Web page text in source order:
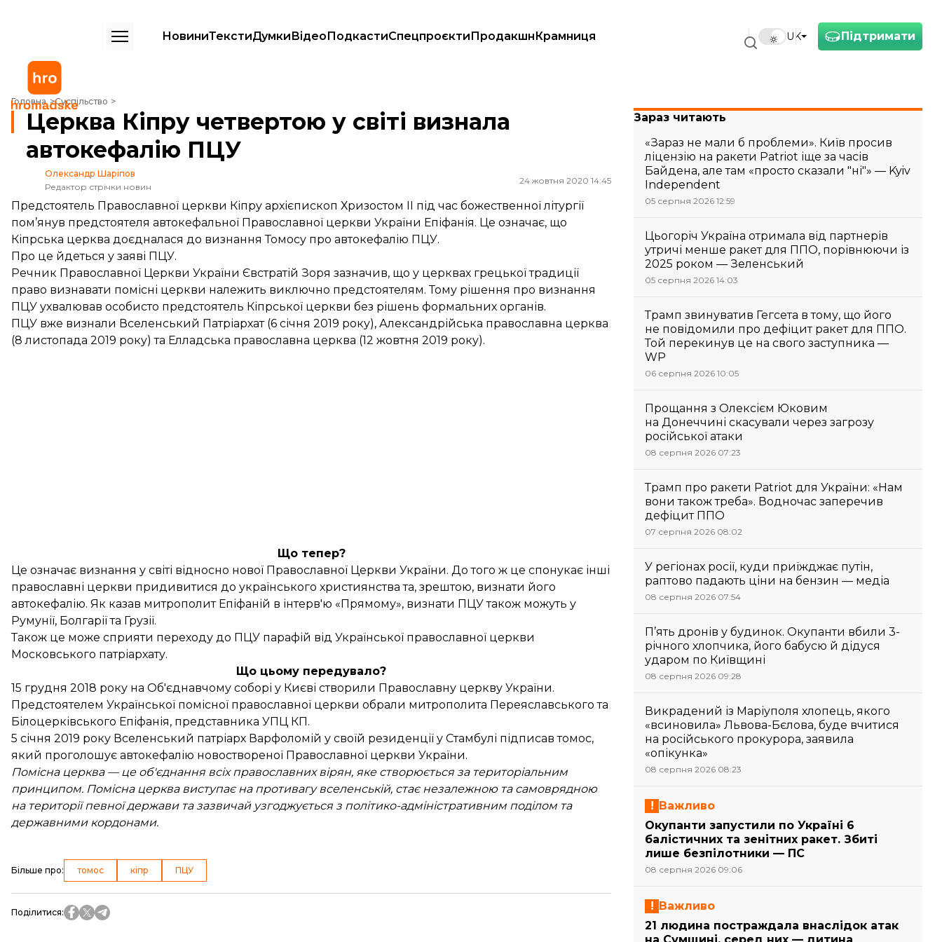
Підтримати
UK
НовиниТекстиДумкиВідеоПодкастиСпецпроєктиПродакшнКрамниця
Головна Суспільство
Церква Кіпру четвертою у світі визнала автокефалію ПЦУ
Церква Кіпру четвертою у світі визнала
автокефалію ПЦУ
Олександр Шаріпов
Редактор стрічки новин
24 жовтня 2020 14:45
Предстоятель Православної церкви Кіпру архієпископ Хризостом II під час божественної літургії
пом’янув предстоятеля автокефальної Православної церкви України Епіфанія. Це означає, що
Кіпрська церква доєдналася до визнання Томосу про автокефалію ПЦУ.
Про це йдеться у заяві ПЦУ.
Речник Православної Церкви України Євстратій Зоря зазначив, що у церквах грецької традиції
право визнавати помісні церкви належить виключно предстоятелям. Тому рішення про визнання
ПЦУ ухвалював особисто предстоятель Кіпрської церкви без рішень формальних органів.
ПЦУ вже визнали Вселенський Патріархат (6 січня 2019 року), Александрійська православна церква
(8 листопада 2019 року) та Елладська православна церква (12 жовтня 2019 року).
Що тепер?
Це означає визнання у світі відносно нової Православної Церкви України. До того ж це спонукає інші
православні церкви придивитися до українського християнства та, зрештою, визнати його
автокефалію. Як казав митрополит Епіфаній в інтерв'ю «Прямому», визнати ПЦУ також можуть у
Румунії, Болгарії та Грузії.
Також це може сприяти переходу до ПЦУ парафій від Української православної церкви
Московського патріархату.
Що цьому передувало?
15 грудня 2018 року на Об'єднавчому соборі у Києві створили Православну церкву України.
Предстоятелем Української помісної православної церкви обрали митрополита Переяславського та
Білоцерківського Епіфанія, представника УПЦ КП.
5 січня 2019 року Вселенський патріарх Варфоломій у своїй резиденції у Стамбулі підписав томос,
який проголошує автокефалію новоствореної Православної церкви України.
Помісна церква — це об'єднання всіх православних вірян, яке створюється за територіальним
принципом. Помісна церква виступає на противагу вселенській, стає незалежною та самоврядною
на території певної держави та зазвичай узгоджується з політико-адміністративним поділом та
державними кордонами.
Більше про: томос кіпр ПЦУ
Поділитися:
Зараз читають
«Зараз не мали б проблеми». Київ просив
ліцензію на ракети Patriot іще за часів
Байдена, але там «просто сказали "ні"» — Kyiv
Independent
05 серпня 2026 12:59
Цьогоріч Україна отримала від партнерів
утричі менше ракет для ППО, порівнюючи із
2025 роком — Зеленський
05 серпня 2026 14:03
Трамп звинуватив Гегсета в тому, що його
не повідомили про дефіцит ракет для ППО.
Той перекинув це на свого заступника —
WP
06 серпня 2026 10:05
Прощання з Олексієм Юковим
на Донеччині скасували через загрозу
російської атаки
08 серпня 2026 07:23
Трамп про ракети Patriot для України: «Нам
вони також треба». Водночас заперечив
дефіцит ППО
07 серпня 2026 08:02
У регіонах росії, куди приїжджає путін,
раптово падають ціни на бензин — медіа
08 серпня 2026 07:54
П’ять дронів у будинок. Окупанти вбили 3-
річного хлопчика, його бабусю й дідуся
ударом по Київщині
08 серпня 2026 09:28
Викрадений із Маріуполя хлопець, якого
«всиновила» Львова-Бєлова, буде вчитися
на російського прокурора, заявила
«опікунка»
08 серпня 2026 08:23
Важливо
Окупанти запустили по Україні 6
балістичних та зенітних ракет. Збиті
лише безпілотники — ПС
08 серпня 2026 09:06
Важливо
21 людина постраждала внаслідок атак